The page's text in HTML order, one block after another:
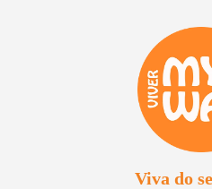
Viva do